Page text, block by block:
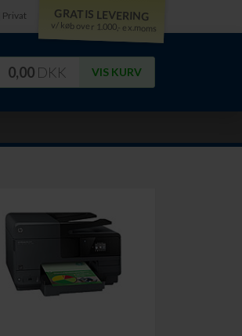
Privat GRATIS LEVERING
v/ køb over 1.000,- ex.moms
VIS KURV
0,00 DKK